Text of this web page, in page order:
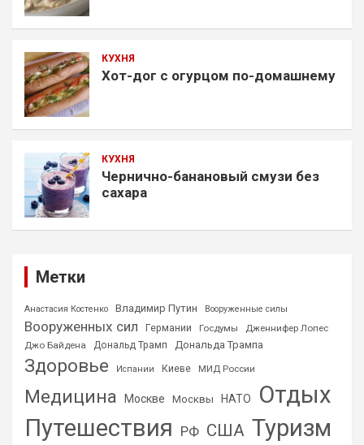
КУХНЯ
Хот-дог с огурцом по-домашнему
КУХНЯ
Чернично-банановый смузи без
сахара
Метки
Анастасия Костенко Владимир Путин Вооруженные силы
Вооруженных сил Германии Госдумы
Дженнифер Лопес
Джо Байдена
Дональд Трамп Дональда Трампа
Здоровье Испании Киеве МИД России
Медицина Москве Москвы НАТО
Отдых
Путешествия РФ США Туризм